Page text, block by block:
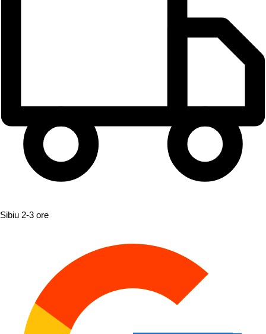
Sibiu 2-3 ore